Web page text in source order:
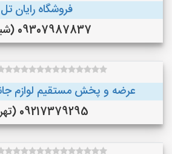
فروشگاه رایان تل
09307987837 (شیراز )
عرضه و پخش مستقيم لوازم
09217379295 (تهران)